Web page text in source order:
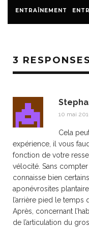
ENTRAÎNEMENT
3 RESPONSES
10 mai
Cela
expérience, il vous
fonction de votre
vélocité. Sans
connaisse bien
aponévrosites
l’arrière pied le temps
Après, concernant
de l’articulation du